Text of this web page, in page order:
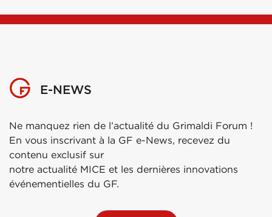
E-NEWS
Ne manquez rien de l’actualité du Grimaldi Forum !
En vous inscrivant à la GF e-News, recevez du
contenu exclusif sur
notre actualité MICE et les dernières innovations
événementielles du GF.